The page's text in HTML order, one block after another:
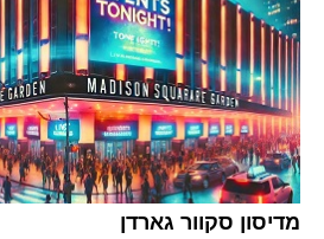
מדיסון סקוור גארדן